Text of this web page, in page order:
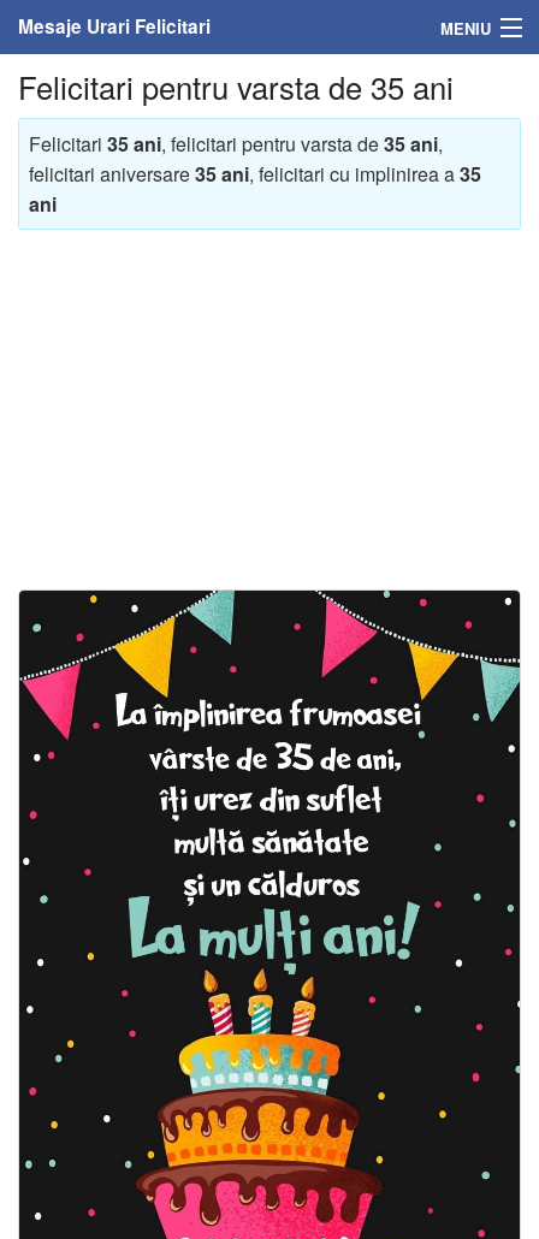
Mesaje Urari Felicitari MENIU
Home
Mesaje
Felicitari
Felicitari muzicale
Felicitari muzicale personalizate
Felicitari animate
Invitatii personalizate
Conecteaza-te
Felicitari pentru varsta de 35 ani
Felicitari 35 ani, felicitari pentru varsta de35 ani,
felicitari aniversare35 ani, felicitari cu implinirea a35
ani